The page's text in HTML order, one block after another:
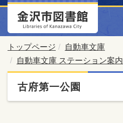
トップページ
自動車文庫
自動車文庫 ステーション案内
古府第一公園